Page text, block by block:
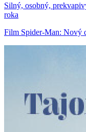
Silný, osobný,
roka
Film Spider-Man: Nový